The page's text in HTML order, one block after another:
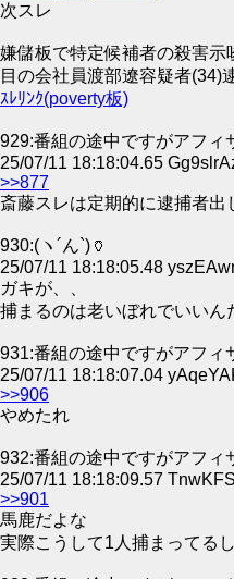
次スレ
嫌儲板で特定候補者の殺害
目の会社員渡部遼容疑者(34)
ｽﾚﾘﾝｸ(poverty板)
929:番組の途中ですがアフィ
25/07/11 18:18:04.65
>>877
斎藤スレは定期的に逮捕者
930:(ヽ´ん`)🏺
25/07/11 18:18:05.48
ガキが、、
捕まるのは老いぼれでいいん
931:番組の途中ですがアフィ
25/07/11 18:18:07.04
>>906
やめたれ
932:番組の途中ですがアフィ
25/07/11 18:18:09.57
>>901
馬鹿だよな
実際こうして1人捕まってる